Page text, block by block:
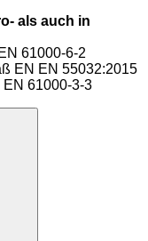
als auch in
61000-6-2
EN EN 55032:2015
EN 61000-3-3